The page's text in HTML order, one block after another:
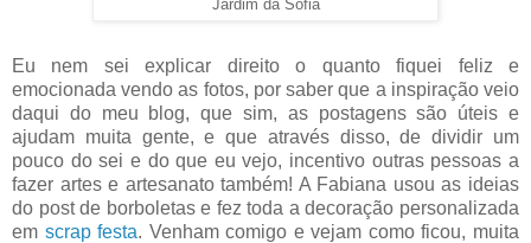
Jardim da Sofia
Eu nem sei explicar direito o quanto fiquei feliz e
emocionada vendo as fotos, por saber que a inspiração veio
daqui do meu blog, que sim, as postagens são úteis e
ajudam muita gente, e que através disso, de dividir um
pouco do sei e do que eu vejo, incentivo outras pessoas a
fazer artes e artesanato também! A Fabiana usou as ideias
do post de borboletas e fez toda a decoração personalizada
em scrap festa. Venham comigo e vejam como ficou, muita